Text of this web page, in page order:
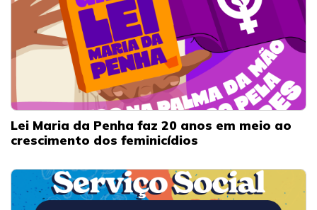
Lei Maria da Penha faz 20 anos em meio ao
crescimento dos feminicídios